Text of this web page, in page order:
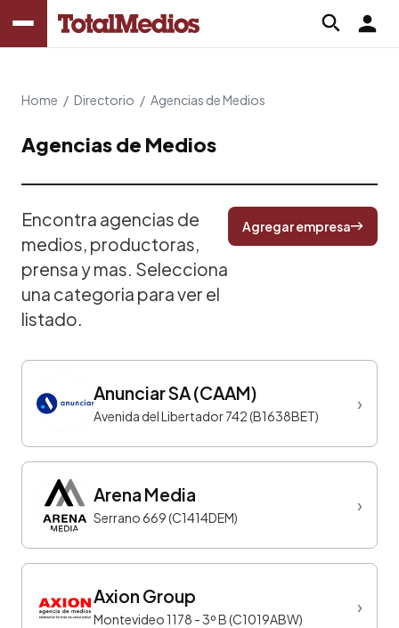
Home / Directorio / Agencias de Medios
Agencias de Medios
Encontra agencias de
medios, productoras,
prensa y mas. Selecciona
una categoria para ver el
listado.
Agregar empresa
Anunciar SA (CAAM)
Avenida del Libertador 742 (B1638BET)
›
Arena Media
Serrano 669 (C1414DEM)
›
Axion Group
Montevideo 1178 - 3º B (C1019ABW)
›